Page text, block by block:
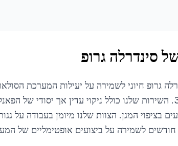
סינדרלה גרופ
גרופ חיוני לשמירה על יעילות המערכת
להפחית את תפוקת החשמל בעד 30%. השירות שלנו כולל ניקוי עדין אך
בציפוי המגן. הצוות שלנו מיומן בעבודה על